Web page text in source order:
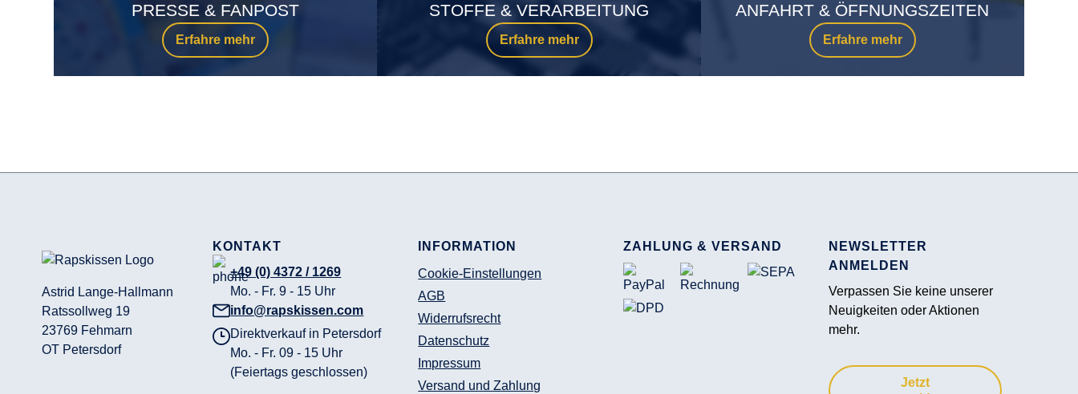
Erfahre mehr
PRESSE & FANPOST
Erfahre mehr
STOFFE & VERARBEITUNG
Erfahre mehr
ANFAHRT & ÖFFNUNGSZEITEN
Astrid Lange-Hallmann
Ratssollweg 19
23769 Fehmarn
OT Petersdorf
KONTAKT
+49 (0) 4372 / 1269
Mo. - Fr. 9 - 15 Uhr
info@rapskissen.com
Direktverkauf in Petersdorf
Mo. - Fr. 09 - 15 Uhr
(Feiertags geschlossen)
INFORMATION
Cookie-Einstellungen
AGB
Widerrufsrecht
Datenschutz
Impressum
Versand und Zahlung
ZAHLUNG & VERSAND
NEWSLETTER
ANMELDEN
Verpassen Sie keine unserer
Neuigkeiten oder Aktionen
mehr.
Jetzt